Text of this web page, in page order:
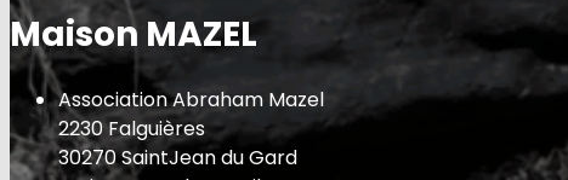
Maison MAZEL
Association Abraham Mazel
2230 Falguières
30270 SaintJean du Gard